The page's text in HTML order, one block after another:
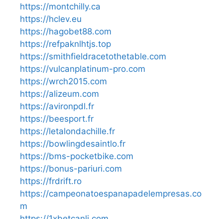
https://montchilly.ca
https://hclev.eu
https://hagobet88.com
https://refpaknlhtjs.top
https://smithfieldracetothetable.com
https://vulcanplatinum-pro.com
https://wrch2015.com
https://alizeum.com
https://avironpdl.fr
https://beesport.fr
https://letalondachille.fr
https://bowlingdesaintlo.fr
https://bms-pocketbike.com
https://bonus-pariuri.com
https://frdrift.ro
https://campeonatoespanapadelempresas.co
m